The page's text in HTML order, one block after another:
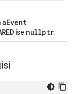
aEvent
ise nullptr